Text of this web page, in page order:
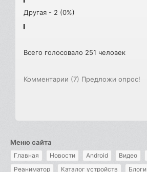
Другая - 2 (0%)
Всего голосовало 251 человек
Комментарии (7) Предложи опрос!
Меню сайта
Главная Новости Android Видео
Реаниматор
Каталог устройств Блоги